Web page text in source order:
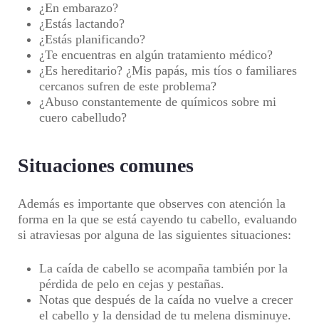
¿En embarazo?
¿Estás lactando?
¿Estás planificando?
¿Te encuentras en algún tratamiento médico?
¿Es hereditario? ¿Mis papás, mis tíos o familiares
cercanos sufren de este problema?
¿Abuso constantemente de químicos sobre mi
cuero cabelludo?
Situaciones comunes
Además es importante que observes con atención la
forma en la que se está cayendo tu cabello, evaluando
si atraviesas por alguna de las siguientes situaciones:
La caída de cabello se acompaña también por la
pérdida de pelo en cejas y pestañas.
Notas que después de la caída no vuelve a crecer
el cabello y la densidad de tu melena disminuye.